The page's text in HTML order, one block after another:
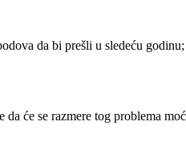
da bi prešli u sledeću
će se razmere tog problema